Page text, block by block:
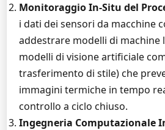
Monitoraggio In-Situ del
i dati dei sensori da macchine
addestrare modelli di machine
modelli di visione artificiale
trasferimento di stile) che
immagini termiche in tempo
controllo a ciclo chiuso.
Ingegneria Computazionale